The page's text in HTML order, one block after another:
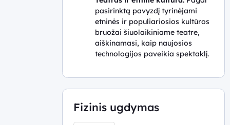
pasirinktą pavyzdį tyrinėjami
etninės ir populiariosios kultūros
bruožai šiuolaikiniame teatre,
aiškinamasi, kaip naujosios
technologijos paveikia spektaklį.
Fizinis ugdymas